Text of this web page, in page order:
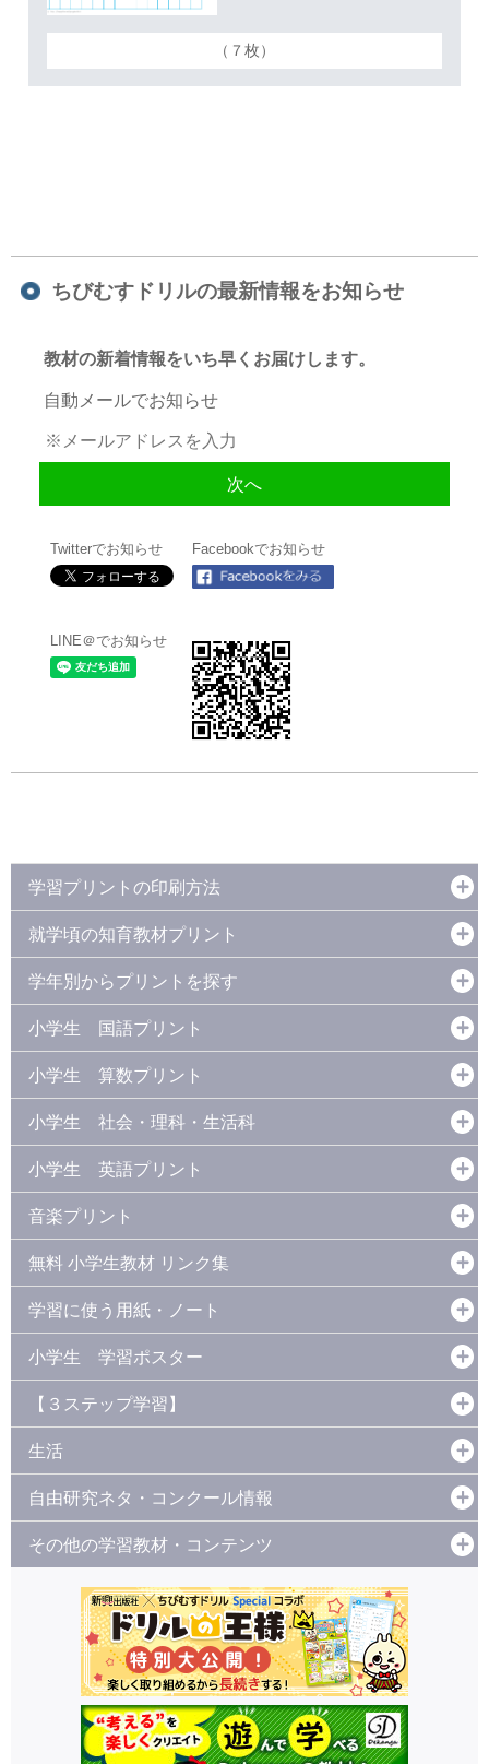
（７枚）
ちびむすドリルの最新情報をお知らせ
教材の新着情報をいち早くお届けします。
自動メールでお知らせ
Twitterでお知らせ Facebookでお知らせ
LINE＠でお知らせ
学習プリントの印刷方法
就学頃の知育教材プリント
学年別からプリントを探す
小学生 国語プリント
小学生 算数プリント
小学生 社会・理科・生活科
小学生 英語プリント
音楽プリント
無料 小学生教材 リンク集
学習に使う用紙・ノート
小学生 学習ポスター
【３ステップ学習】
生活
自由研究ネタ・コンクール情報
その他の学習教材・コンテンツ